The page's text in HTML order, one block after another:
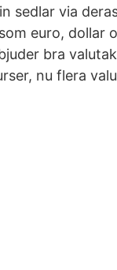
sedlar via
euro, dollar
bra
nu flera